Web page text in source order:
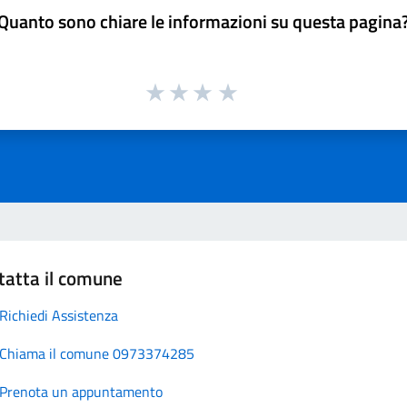
sono chiare le informazioni su questa
il comune
Richiedi Assistenza
Chiama il comune 0973374285
Prenota un appuntamento